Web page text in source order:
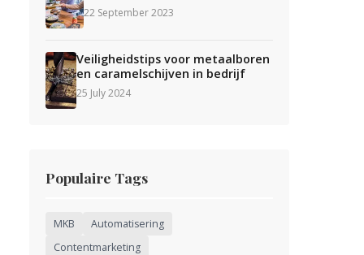
22 September 2023
Veiligheidstips voor metaalboren
en caramelschijven in bedrijf
25 July 2024
Populaire Tags
MKB
Automatisering
Contentmarketing